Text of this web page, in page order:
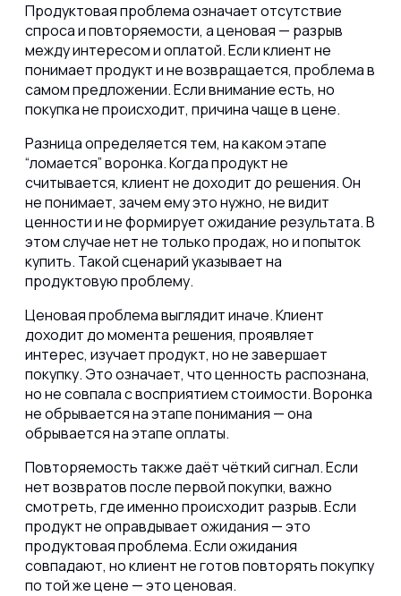
Продуктовая проблема означает отсутствие
спроса и повторяемости, а ценовая — разрыв
между интересом и оплатой. Если клиент не
понимает продукт и не возвращается, проблема в
самом предложении. Если внимание есть, но
покупка не происходит, причина чаще в цене.
Разница определяется тем, на каком этапе
“ломается” воронка. Когда продукт не
считывается, клиент не доходит до решения. Он
не понимает, зачем ему это нужно, не видит
ценности и не формирует ожидание результата. В
этом случае нет не только продаж, но и попыток
купить. Такой сценарий указывает на
продуктовую проблему.
Ценовая проблема выглядит иначе. Клиент
доходит до момента решения, проявляет
интерес, изучает продукт, но не завершает
покупку. Это означает, что ценность распознана,
но не совпала с восприятием стоимости. Воронка
не обрывается на этапе понимания — она
обрывается на этапе оплаты.
Повторяемость также даёт чёткий сигнал. Если
нет возвратов после первой покупки, важно
смотреть, где именно происходит разрыв. Если
продукт не оправдывает ожидания — это
продуктовая проблема. Если ожидания
совпадают, но клиент не готов повторять покупку
по той же цене — это ценовая.